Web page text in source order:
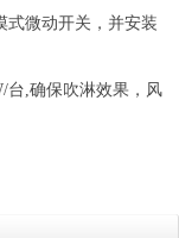
式微动开关，并安装
台,确保吹淋效果，风